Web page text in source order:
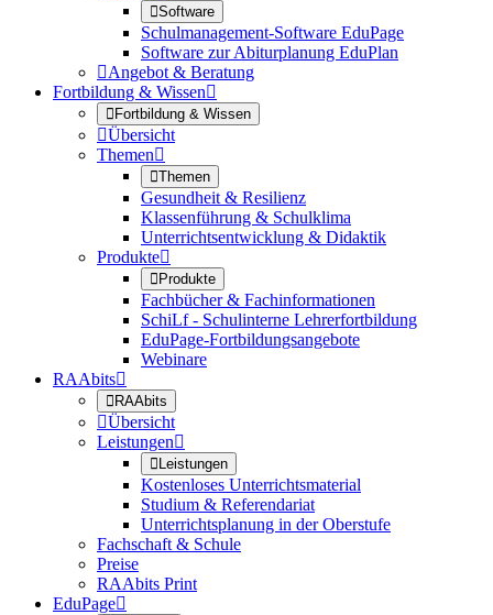
Software
Schulmanagement-Software EduPage
Software zur Abiturplanung EduPlan
Angebot & Beratung
Fortbildung & Wissen
Fortbildung & Wissen
Übersicht
Themen
Themen
Gesundheit & Resilienz
Klassenführung & Schulklima
Unterrichtsentwicklung & Didaktik
Produkte
Produkte
Fachbücher & Fachinformationen
SchiLf - Schulinterne Lehrerfortbildung
EduPage-Fortbildungsangebote
Webinare
RAAbits
RAAbits
Übersicht
Leistungen
Leistungen
Kostenloses Unterrichtsmaterial
Studium & Referendariat
Unterrichtsplanung in der Oberstufe
Fachschaft & Schule
Preise
RAAbits Print
EduPage